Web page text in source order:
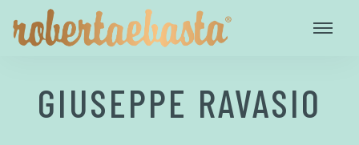
GIUSEPPE RAVASIO